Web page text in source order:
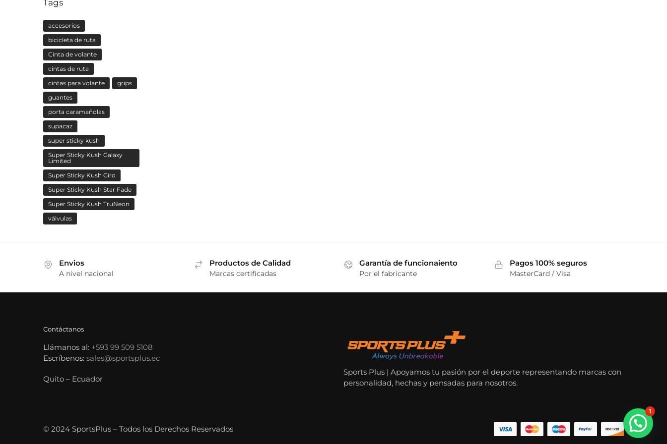
Tags
accesorios
bicicleta de ruta
Cinta de volante
cintas de ruta
cintas para volante
grips
guantes
porta caramañolas
supacaz
super sticky kush
Super Sticky Kush Galaxy
Limited
Super Sticky Kush Giro
Super Sticky Kush Star Fade
Super Sticky Kush TruNeon
válvulas
Envios
A nivel nacional
Productos de Calidad
Marcas certificadas
Garantía de funcionaiento
Por el fabricante
Pagos 100% seguros
MasterCard / Visa
Contáctanos
Llámanos al: +593 99 509 5108
Escríbenos: sales@sportsplus.ec
Quito – Ecuador
Sports Plus | Apoyamos tu pasión por el deporte representando marcas con
personalidad, hechas y pensadas para nosotros.
© 2024 SportsPlus – Todos los Derechos Reservados
1